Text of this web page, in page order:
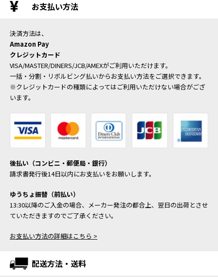
お支払い方法
決済方法は、
Amazon Pay
クレジットカード
VISA/MASTER/DINERS/JCB/AMEXがご利用いただけます。
一括・分割・リボルビング払いからお支払い方法をご選択できます。
※クレジットカードの種類によってはご利用いただけない場合がござ
います。
後払い（コンビニ・郵便局・銀行）
請求書発行後14日以内にお支払いをお願いします。
ゆうちょ振替（前払い）
13:30以降のご入金の場合、メーカー発注の都合上、翌日の出荷とさせ
ていただきますのでご了承ください。
お支払い方法の詳細はこちら >
配送方法・送料